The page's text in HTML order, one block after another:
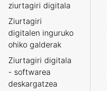
ziurtagiri digitala
Ziurtagiri
digitalen inguruko
ohiko galderak
Ziurtagiri digitala
- softwarea
deskargatzea